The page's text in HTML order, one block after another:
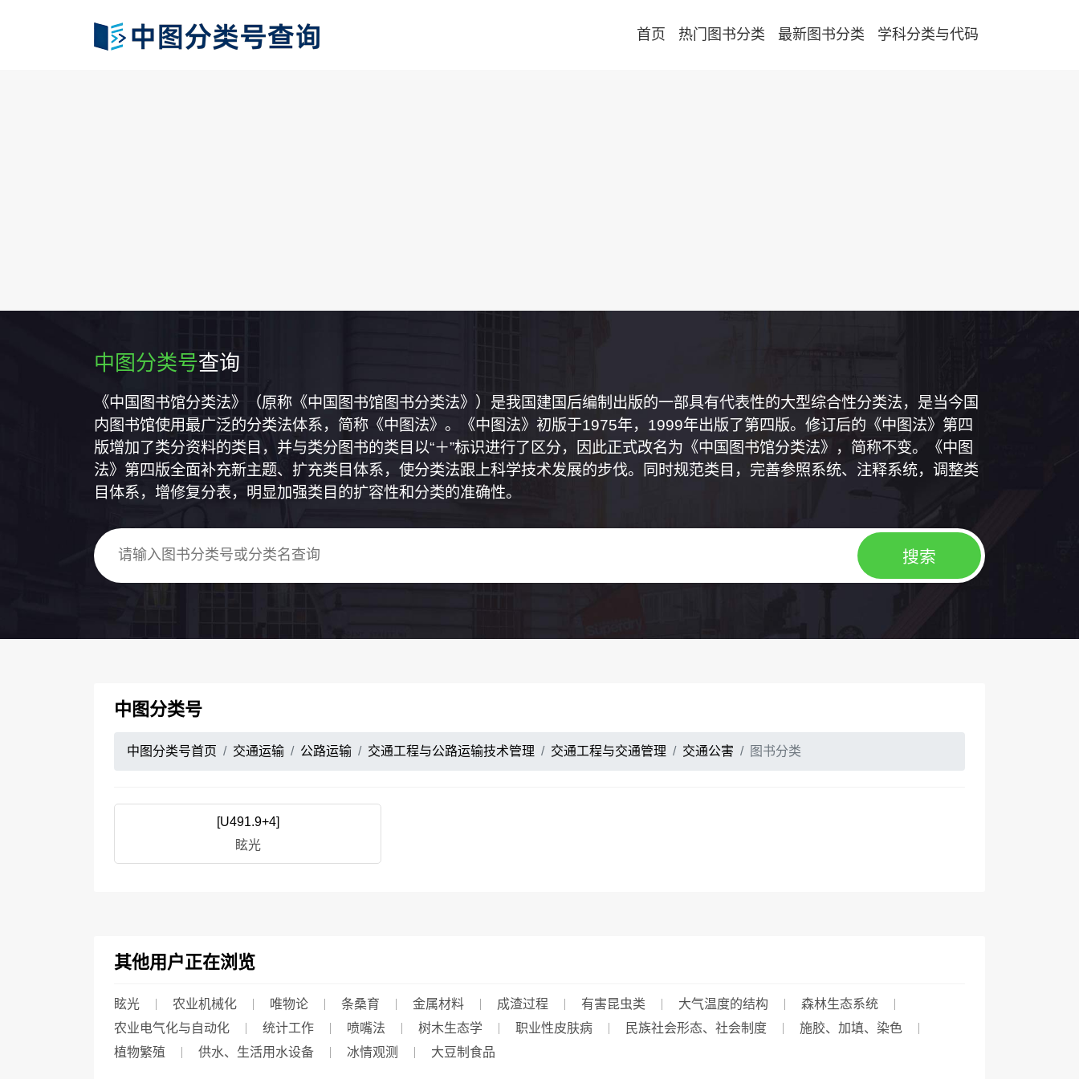
首页 热门图书分类 最新图书分类 学科分类与代码
中图分类号查询
《中国图书馆分类法》（原称《中国图书馆图书分类法》）是我国建国后编制出版的一部具有代表性的大型综合性分类法，是当今国
内图书馆使用最广泛的分类法体系，简称《中图法》。《中图法》初版于1975年，1999年出版了第四版。修订后的《中图法》第四
版增加了类分资料的类目，并与类分图书的类目以“＋”标识进行了区分，因此正式改名为《中国图书馆分类法》，简称不变。《中图
法》第四版全面补充新主题、扩充类目体系，使分类法跟上科学技术发展的步伐。同时规范类目，完善参照系统、注释系统，调整类
目体系，增修复分表，明显加强类目的扩容性和分类的准确性。
中图分类号
中图分类号首页 交通运输 公路运输 交通工程与公路运输技术管理 交通工程与交通管理 交通公害 图书分类
[U491.9+4]
眩光
其他用户正在浏览
眩光 农业机械化 唯物论 条桑育 金属材料 成渣过程 有害昆虫类 大气温度的结构
森林生态系统
农业电气化与自动化
统计工作 喷嘴法 树木生态学 职业性皮肤病 民族社会形态、社会制度
施胶、加填、染色
植物繁殖
供水、生活用水设备 冰情观测 大豆制食品